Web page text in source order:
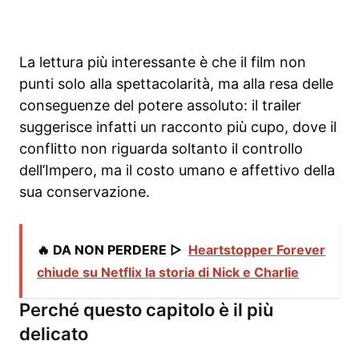
La lettura più interessante è che il film non
punti solo alla spettacolarità, ma alla resa delle
conseguenze del potere assoluto: il trailer
suggerisce infatti un racconto più cupo, dove il
conflitto non riguarda soltanto il controllo
dell’Impero, ma il costo umano e affettivo della
sua conservazione.
🔥 DA NON PERDERE ▷ Heartstopper Forever
chiude su Netflix la storia di Nick e Charlie
Perché questo capitolo è il più
delicato